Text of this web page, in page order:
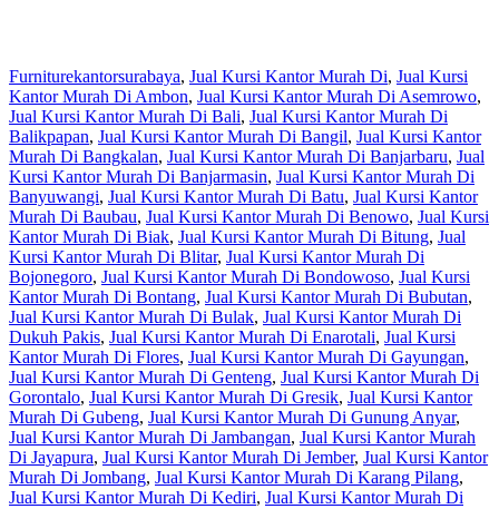
Furniturekantorsurabaya, Jual Kursi Kantor Murah Di, Jual Kursi
Kantor Murah Di Ambon, Jual Kursi Kantor Murah Di Asemrowo,
Jual Kursi Kantor Murah Di Bali, Jual Kursi Kantor Murah Di
Balikpapan, Jual Kursi Kantor Murah Di Bangil, Jual Kursi Kantor
Murah Di Bangkalan, Jual Kursi Kantor Murah Di Banjarbaru, Jual
Kursi Kantor Murah Di Banjarmasin, Jual Kursi Kantor Murah Di
Banyuwangi, Jual Kursi Kantor Murah Di Batu, Jual Kursi Kantor
Murah Di Baubau, Jual Kursi Kantor Murah Di Benowo, Jual Kursi
Kantor Murah Di Biak, Jual Kursi Kantor Murah Di Bitung, Jual
Kursi Kantor Murah Di Blitar, Jual Kursi Kantor Murah Di
Bojonegoro, Jual Kursi Kantor Murah Di Bondowoso, Jual Kursi
Kantor Murah Di Bontang, Jual Kursi Kantor Murah Di Bubutan,
Jual Kursi Kantor Murah Di Bulak, Jual Kursi Kantor Murah Di
Dukuh Pakis, Jual Kursi Kantor Murah Di Enarotali, Jual Kursi
Kantor Murah Di Flores, Jual Kursi Kantor Murah Di Gayungan,
Jual Kursi Kantor Murah Di Genteng, Jual Kursi Kantor Murah Di
Gorontalo, Jual Kursi Kantor Murah Di Gresik, Jual Kursi Kantor
Murah Di Gubeng, Jual Kursi Kantor Murah Di Gunung Anyar,
Jual Kursi Kantor Murah Di Jambangan, Jual Kursi Kantor Murah
Di Jayapura, Jual Kursi Kantor Murah Di Jember, Jual Kursi Kantor
Murah Di Jombang, Jual Kursi Kantor Murah Di Karang Pilang,
Jual Kursi Kantor Murah Di Kediri, Jual Kursi Kantor Murah Di